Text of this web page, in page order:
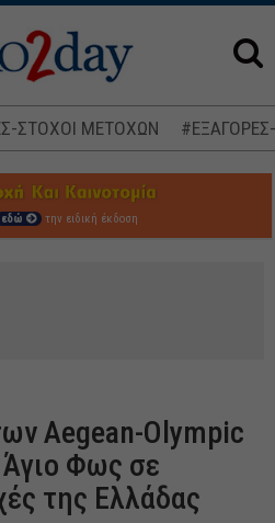
ΣΤΟΧΟΙ ΜΕΤΟΧΩΝ
εδώ την ειδική έκδοση
Aegean-Olympic
Φως σε
της Ελλάδας